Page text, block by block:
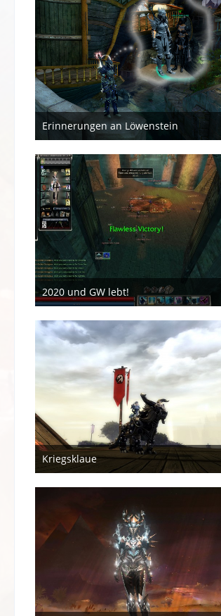
Erinnerungen an Löwenstein
16. November 2022
2020 und GW lebt!
10. April 2020
Kriegsklaue
5. März 2019